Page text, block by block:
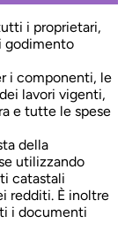
i proprietari,
godimento
i componenti, le
lavori vigenti,
e tutte le spese
della
utilizzando
catastali
redditi. È inoltre
i documenti